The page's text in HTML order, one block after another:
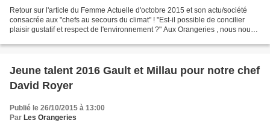
Retour sur l'article du Femme Actuelle d'octobre 2015 et son actu/société
consacrée aux "chefs au secours du climat" ! "Est-il possible de concilier
plaisir gustatif et respect de l'environnement ?" Aux Orangeries , nous nous y
Jeune talent 2016 Gault et Millau pour notre chef
David Royer
Publié le 26/10/2015 à 13:00
Par Les Orangeries